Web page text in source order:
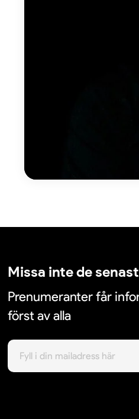
Missa inte de
Prenumeranter får
först av alla